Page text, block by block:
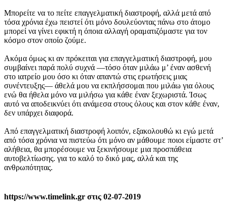
Μπορείτε να το πείτε επαγγελματική διαστροφή, αλλά μετά από
τόσα χρόνια έχω πειστεί ότι μόνο δουλεύοντας πάνω στο άτομο
μπορεί να γίνει εφικτή η όποια αλλαγή οραματιζόμαστε για τον
κόσμο στον οποίο ζούμε.
Ακόμα όμως κι αν πρόκειται για επαγγελματική διαστροφή, μου
συμβαίνει παρά πολύ συχνά —τόσο όταν μιλάω μ’ έναν ασθενή
στο ιατρείο μου όσο κι όταν απαντώ στις ερωτήσεις μιας
συνέντευξης— άθελά μου να εκπλήσσομαι που μιλάω για όλους
ενώ θα ήθελα μόνο να μιλήσω για κάθε έναν ξεχωριστά. Ίσως
αυτό να αποδεικνύει ότι ανάμεσα στους όλους και στον κάθε έναν,
δεν υπάρχει διαφορά.
Από επαγγελματική διαστροφή λοιπόν, εξακολουθώ κι εγώ μετά
από τόσα χρόνια να πιστεύω ότι μόνο αν μάθουμε ποιοι είμαστε στ’
αλήθεια, θα μπορέσουμε να ξεκινήσουμε μια προσπάθεια
αυτοβελτίωσης. για το καλό το δικό μας, αλλά και της
ανθρωπότητας.
https://www.timelink.gr στις 02-07-2019